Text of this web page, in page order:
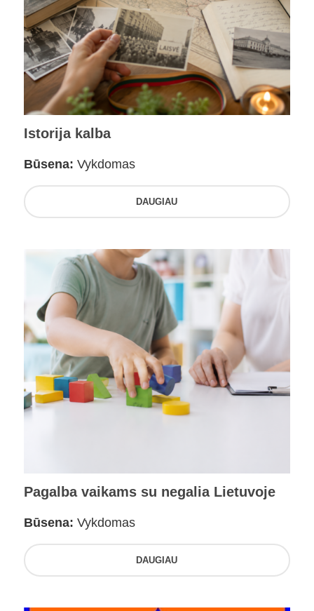
Istorija kalba
Būsena: Vykdomas
DAUGIAU
Pagalba vaikams su negalia Lietuvoje
Būsena: Vykdomas
DAUGIAU